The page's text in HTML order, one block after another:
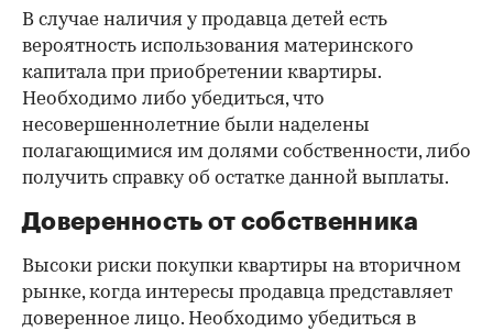
В случае наличия у продавца детей есть
вероятность использования материнского
капитала при приобретении квартиры.
Необходимо либо убедиться, что
несовершеннолетние были наделены
полагающимися им долями собственности, либо
получить справку об остатке данной выплаты.
Доверенность от собственника
Высоки риски покупки квартиры на вторичном
рынке, когда интересы продавца представляет
доверенное лицо. Необходимо убедиться в